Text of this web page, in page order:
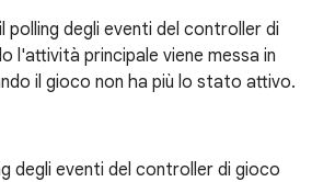
polling degli eventi del controller di
l'attività principale viene messa in
il gioco non ha più lo stato attivo.
degli eventi del controller di gioco